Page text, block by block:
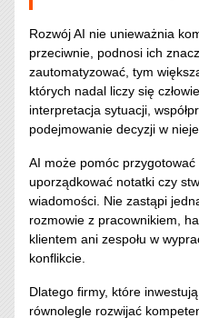
Rozwój AI nie unieważnia
przeciwnie, podnosi ich
zautomatyzować, tym
których nadal liczy się
interpretacja sytuacji,
podejmowanie decyzji w
AI może pomóc
uporządkować notatki czy
wiadomości. Nie zastąpi
rozmowie z pracownikiem,
klientem ani zespołu w
konflikcie.
Dlatego firmy, które
równolegle rozwijać